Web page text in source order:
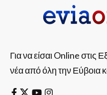
Για να είσαι Online στις
νέα από όλη την Εύβοια